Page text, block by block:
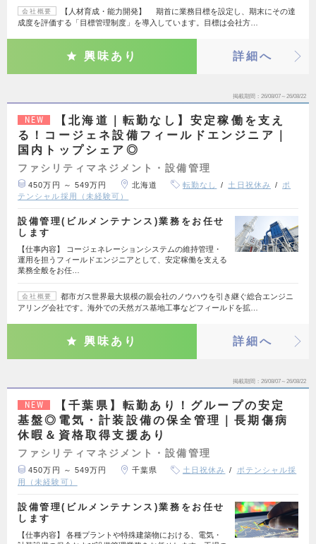
会社概要
【人材育成・能力開発】 期首に業務目標を設定し、期末にその達
成度を評価する「目標管理制度」を導入しています。目標は会社方…
興味あり 詳細へ
掲載期間 26/08/07～26/08/22
NEW
【北海道｜転勤なし】安定稼働を支え
る！コージェネ設備フィールドエンジニア｜
国内トップシェア◎
ファシリティマネジメント・設備管理
450万円 ～ 549万円 北海道 転勤なし 土日祝休み
ポ
テンシャル採用（未経験可）
設備管理(ビルメンテナンス)業務をお任せ
します
【仕事内容】 コージェネレーションシステムの維持管理・
運用を担うフィールドエンジニアとして、安定稼働を支える
業務全般をお任…
会社概要
都市ガス世界最大規模の親会社のノウハウを引き継ぐ総合エンジニ
アリング会社です。海外での天然ガス基地工事などフィールドを拡…
興味あり 詳細へ
掲載期間 26/08/07～26/08/22
NEW
【千葉県】転勤あり！グループの安定
基盤◎電気・計装設備の保全管理｜長期傷病
休暇＆資格取得支援あり
ファシリティマネジメント・設備管理
450万円 ～ 549万円 千葉県 土日祝休み
ポテンシャル採
用（未経験可）
設備管理(ビルメンテナンス)業務をお任せ
します
【仕事内容】 各種プラントや特殊建築物における、電気・